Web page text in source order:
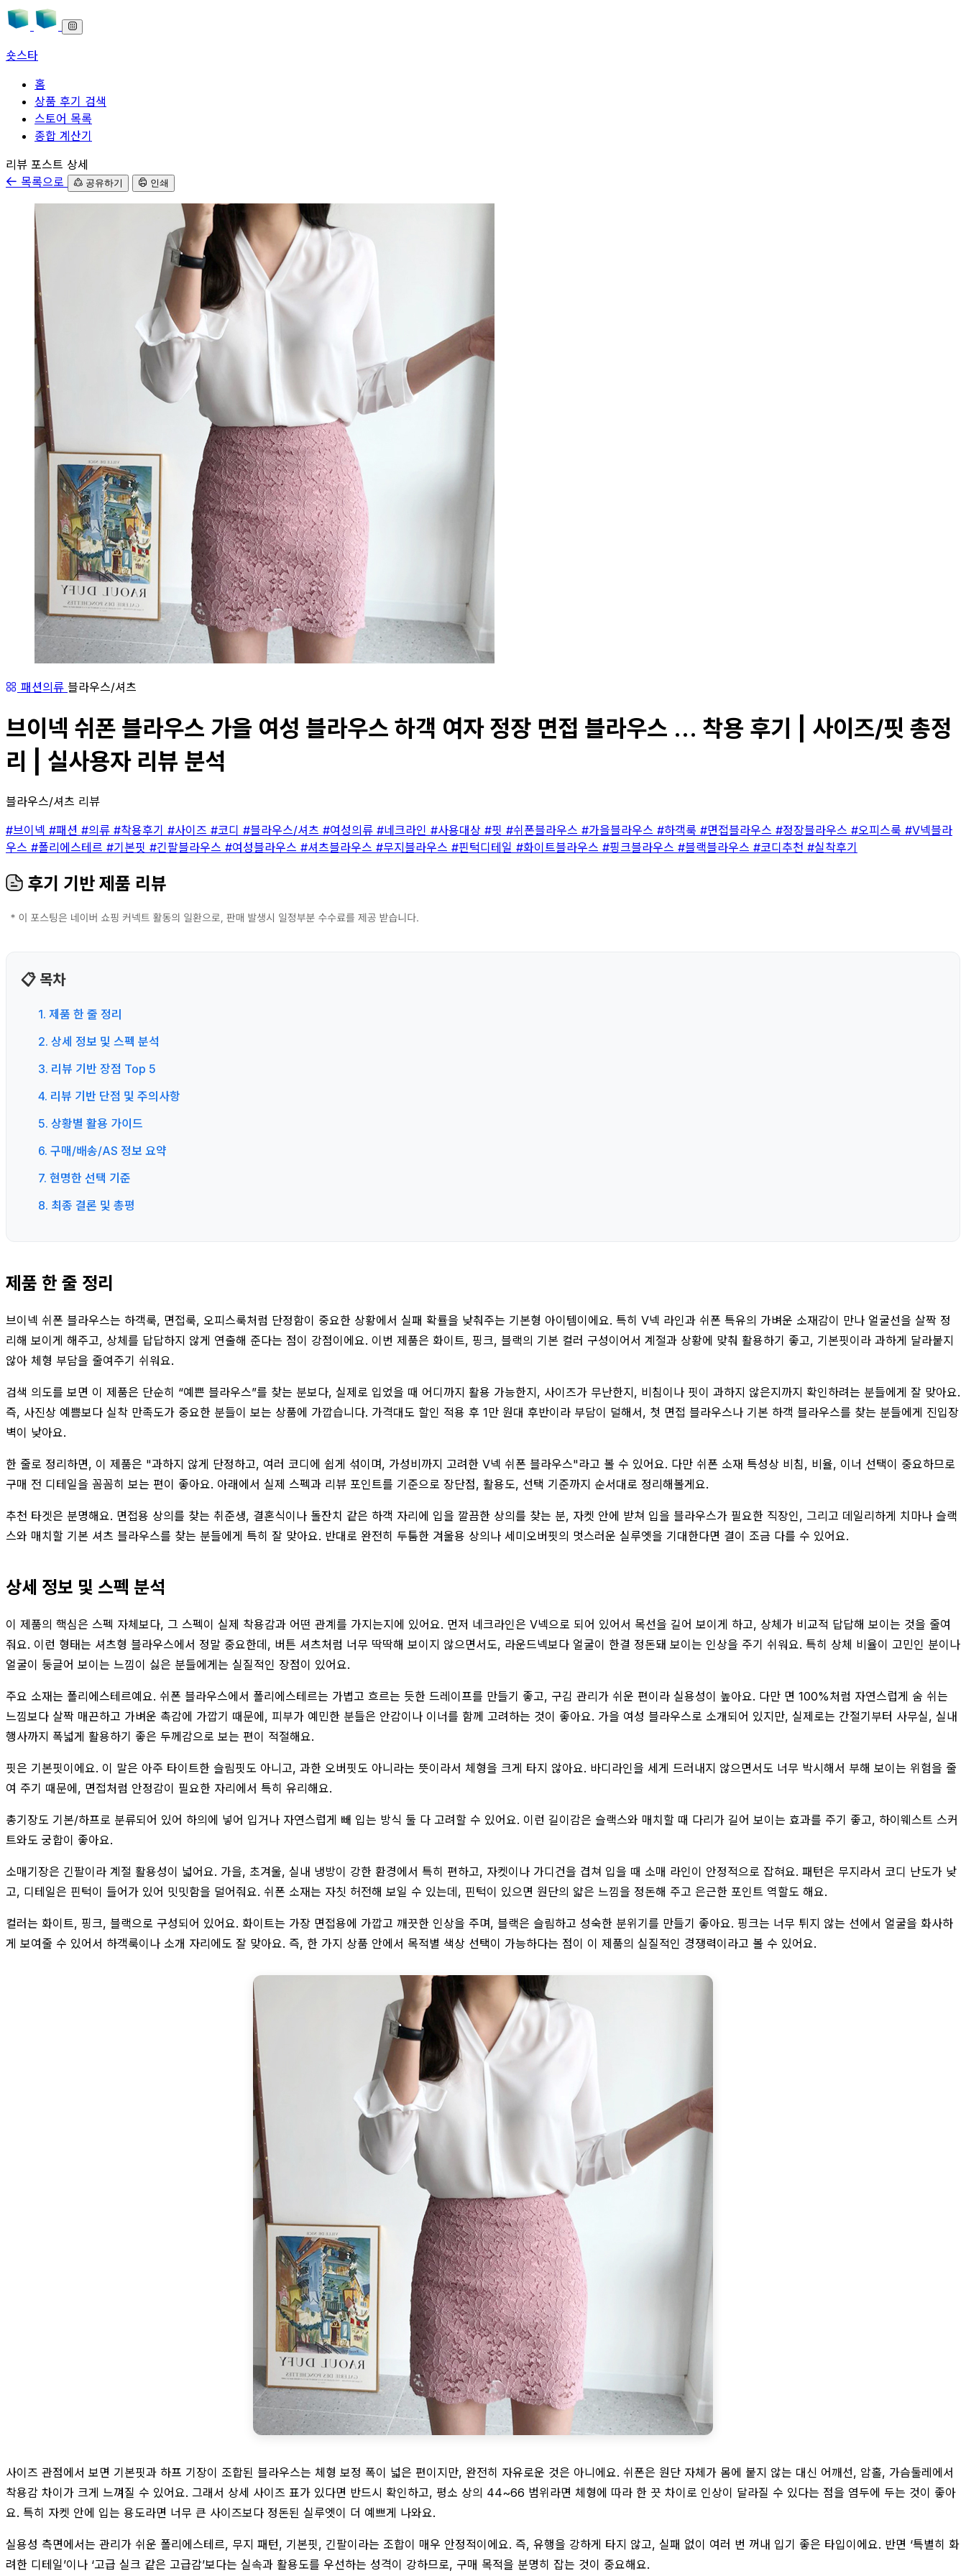
숏스타
홈
상품 후기 검색
스토어 목록
종합 계산기
본문으로 바로가기
리뷰 포스트 상세
목록으로
공유하기 인쇄
패션의류 블라우스/셔츠
브이넥 쉬폰 블라우스 가을 여성 블라우스 하객 여자 정장 면접 블라우스 ... 착용 후기 | 사이즈/핏 총정
리 | 실사용자 리뷰 분석
블라우스/셔츠 리뷰
#브이넥 #패션 #의류 #착용후기 #사이즈 #코디 #블라우스/셔츠 #여성의류 #네크라인 #사용대상 #핏 #쉬폰블라우스 #가을블라우스 #하객룩 #면접블라우스 #정장블라우스 #오피스룩 #V넥블라
우스 #폴리에스테르 #기본핏 #긴팔블라우스 #여성블라우스 #셔츠블라우스 #무지블라우스 #핀턱디테일 #화이트블라우스 #핑크블라우스 #블랙블라우스 #코디추천 #실착후기
후기 기반 제품 리뷰
📋 목차
1. 제품 한 줄 정리
2. 상세 정보 및 스펙 분석
3. 리뷰 기반 장점 Top 5
4. 리뷰 기반 단점 및 주의사항
5. 상황별 활용 가이드
6. 구매/배송/AS 정보 요약
7. 현명한 선택 기준
8. 최종 결론 및 총평
제품 한 줄 정리
브이넥 쉬폰 블라우스는 하객룩, 면접룩, 오피스룩처럼 단정함이 중요한 상황에서 실패 확률을 낮춰주는 기본형 아이템이에요. 특히 V넥 라인과 쉬폰 특유의 가벼운 소재감이 만나 얼굴선을 살짝 정
리해 보이게 해주고, 상체를 답답하지 않게 연출해 준다는 점이 강점이에요. 이번 제품은 화이트, 핑크, 블랙의 기본 컬러 구성이어서 계절과 상황에 맞춰 활용하기 좋고, 기본핏이라 과하게 달라붙지
않아 체형 부담을 줄여주기 쉬워요.
검색 의도를 보면 이 제품은 단순히 “예쁜 블라우스”를 찾는 분보다, 실제로 입었을 때 어디까지 활용 가능한지, 사이즈가 무난한지, 비침이나 핏이 과하지 않은지까지 확인하려는 분들에게 잘 맞아요.
즉, 사진상 예쁨보다 실착 만족도가 중요한 분들이 보는 상품에 가깝습니다. 가격대도 할인 적용 후 1만 원대 후반이라 부담이 덜해서, 첫 면접 블라우스나 기본 하객 블라우스를 찾는 분들에게 진입장
벽이 낮아요.
한 줄로 정리하면, 이 제품은 "과하지 않게 단정하고, 여러 코디에 쉽게 섞이며, 가성비까지 고려한 V넥 쉬폰 블라우스"라고 볼 수 있어요. 다만 쉬폰 소재 특성상 비침, 비율, 이너 선택이 중요하므로
구매 전 디테일을 꼼꼼히 보는 편이 좋아요. 아래에서 실제 스펙과 리뷰 포인트를 기준으로 장단점, 활용도, 선택 기준까지 순서대로 정리해볼게요.
추천 타겟은 분명해요. 면접용 상의를 찾는 취준생, 결혼식이나 돌잔치 같은 하객 자리에 입을 깔끔한 상의를 찾는 분, 자켓 안에 받쳐 입을 블라우스가 필요한 직장인, 그리고 데일리하게 치마나 슬랙
스와 매치할 기본 셔츠 블라우스를 찾는 분들에게 특히 잘 맞아요. 반대로 완전히 두툼한 겨울용 상의나 세미오버핏의 멋스러운 실루엣을 기대한다면 결이 조금 다를 수 있어요.
상세 정보 및 스펙 분석
이 제품의 핵심은 스펙 자체보다, 그 스펙이 실제 착용감과 어떤 관계를 가지는지에 있어요. 먼저 네크라인은 V넥으로 되어 있어서 목선을 길어 보이게 하고, 상체가 비교적 답답해 보이는 것을 줄여
줘요. 이런 형태는 셔츠형 블라우스에서 정말 중요한데, 버튼 셔츠처럼 너무 딱딱해 보이지 않으면서도, 라운드넥보다 얼굴이 한결 정돈돼 보이는 인상을 주기 쉬워요. 특히 상체 비율이 고민인 분이나
얼굴이 둥글어 보이는 느낌이 싫은 분들에게는 실질적인 장점이 있어요.
주요 소재는 폴리에스테르예요. 쉬폰 블라우스에서 폴리에스테르는 가볍고 흐르는 듯한 드레이프를 만들기 좋고, 구김 관리가 쉬운 편이라 실용성이 높아요. 다만 면 100%처럼 자연스럽게 숨 쉬는
느낌보다 살짝 매끈하고 가벼운 촉감에 가깝기 때문에, 피부가 예민한 분들은 안감이나 이너를 함께 고려하는 것이 좋아요. 가을 여성 블라우스로 소개되어 있지만, 실제로는 간절기부터 사무실, 실내
행사까지 폭넓게 활용하기 좋은 두께감으로 보는 편이 적절해요.
핏은 기본핏이에요. 이 말은 아주 타이트한 슬림핏도 아니고, 과한 오버핏도 아니라는 뜻이라서 체형을 크게 타지 않아요. 바디라인을 세게 드러내지 않으면서도 너무 박시해서 부해 보이는 위험을 줄
여 주기 때문에, 면접처럼 안정감이 필요한 자리에서 특히 유리해요.
총기장도 기본/하프로 분류되어 있어 하의에 넣어 입거나 자연스럽게 빼 입는 방식 둘 다 고려할 수 있어요. 이런 길이감은 슬랙스와 매치할 때 다리가 길어 보이는 효과를 주기 좋고, 하이웨스트 스커
트와도 궁합이 좋아요.
소매기장은 긴팔이라 계절 활용성이 넓어요. 가을, 초겨울, 실내 냉방이 강한 환경에서 특히 편하고, 자켓이나 가디건을 겹쳐 입을 때 소매 라인이 안정적으로 잡혀요. 패턴은 무지라서 코디 난도가 낮
고, 디테일은 핀턱이 들어가 있어 밋밋함을 덜어줘요. 쉬폰 소재는 자칫 허전해 보일 수 있는데, 핀턱이 있으면 원단의 얇은 느낌을 정돈해 주고 은근한 포인트 역할도 해요.
컬러는 화이트, 핑크, 블랙으로 구성되어 있어요. 화이트는 가장 면접용에 가깝고 깨끗한 인상을 주며, 블랙은 슬림하고 성숙한 분위기를 만들기 좋아요. 핑크는 너무 튀지 않는 선에서 얼굴을 화사하
게 보여줄 수 있어서 하객룩이나 소개 자리에도 잘 맞아요. 즉, 한 가지 상품 안에서 목적별 색상 선택이 가능하다는 점이 이 제품의 실질적인 경쟁력이라고 볼 수 있어요.
사이즈 관점에서 보면 기본핏과 하프 기장이 조합된 블라우스는 체형 보정 폭이 넓은 편이지만, 완전히 자유로운 것은 아니에요. 쉬폰은 원단 자체가 몸에 붙지 않는 대신 어깨선, 암홀, 가슴둘레에서
착용감 차이가 크게 느껴질 수 있어요. 그래서 상세 사이즈 표가 있다면 반드시 확인하고, 평소 상의 44~66 범위라면 체형에 따라 한 끗 차이로 인상이 달라질 수 있다는 점을 염두에 두는 것이 좋아
요. 특히 자켓 안에 입는 용도라면 너무 큰 사이즈보다 정돈된 실루엣이 더 예쁘게 나와요.
실용성 측면에서는 관리가 쉬운 폴리에스테르, 무지 패턴, 기본핏, 긴팔이라는 조합이 매우 안정적이에요. 즉, 유행을 강하게 타지 않고, 실패 없이 여러 번 꺼내 입기 좋은 타입이에요. 반면 ‘특별히 화
려한 디테일’이나 ‘고급 실크 같은 고급감’보다는 실속과 활용도를 우선하는 성격이 강하므로, 구매 목적을 분명히 잡는 것이 중요해요.